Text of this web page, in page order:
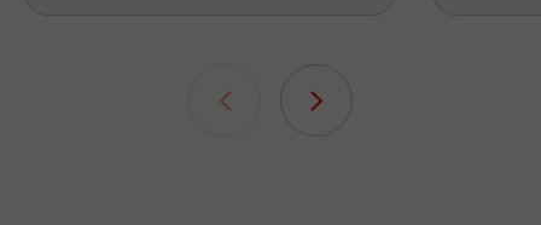
принципиально по-разному, при
всех